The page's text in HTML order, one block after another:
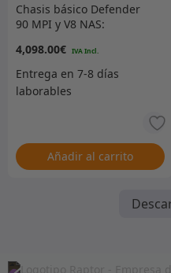
Chasis básico Defender
90 MPI y V8 NAS:
4,098.00€
Añadir al carrito